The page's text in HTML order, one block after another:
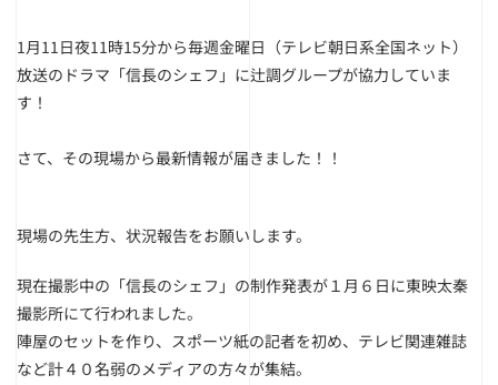
1月11日夜11時15分から毎週金曜日（テレビ朝日系全国ネット）
放送のドラマ「信長のシェフ」に辻調グループが協力していま
す！
さて、その現場から最新情報が届きました！！
現場の先生方、状況報告をお願いします。
現在撮影中の「信長のシェフ」の制作発表が１月６日に東映太秦
撮影所にて行われました。
陣屋のセットを作り、スポーツ紙の記者を初め、テレビ関連雑誌
など計４０名弱のメディアの方々が集結。